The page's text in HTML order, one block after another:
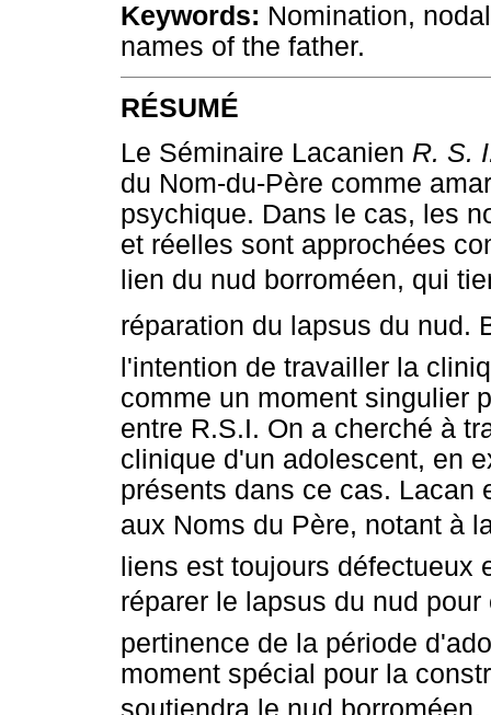
Keywords: Nomination,
names of the father.
RÉSUMÉ
Le Séminaire Lacanien R. S.
du Nom-du-Père comme
psychique. Dans le cas, les
et réelles sont approchées
lien du nud borroméen, qui
réparation du lapsus du
l'intention de travailler la
comme un moment singulier
entre R.S.I. On a cherché à
clinique d'un adolescent, en
présents dans ce cas. Lacan
aux Noms du Père, notant à
liens est toujours défectueux
réparer le lapsus du nud
pertinence de la période
moment spécial pour la
soutiendra le nud borroméen.